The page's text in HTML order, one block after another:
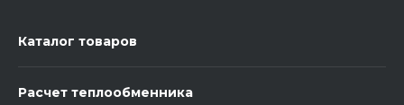
Каталог товаров
Расчет теплообменника